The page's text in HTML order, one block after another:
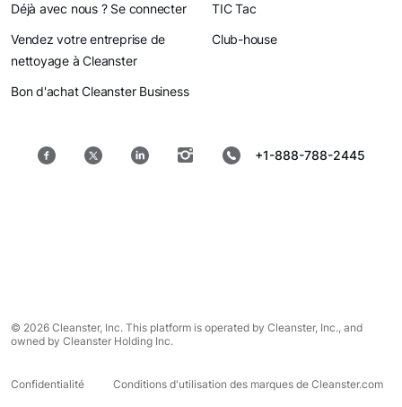
Déjà avec nous ? Se connecter
Vendez votre entreprise de
nettoyage à Cleanster
Bon d'achat Cleanster Business
TIC Tac
Club-house
+1-888-788-2445
© 2026 Cleanster, Inc. This platform is operated by Cleanster, Inc., and
owned by Cleanster Holding Inc.
Confidentialité Conditions d'utilisation des marques de Cleanster.com